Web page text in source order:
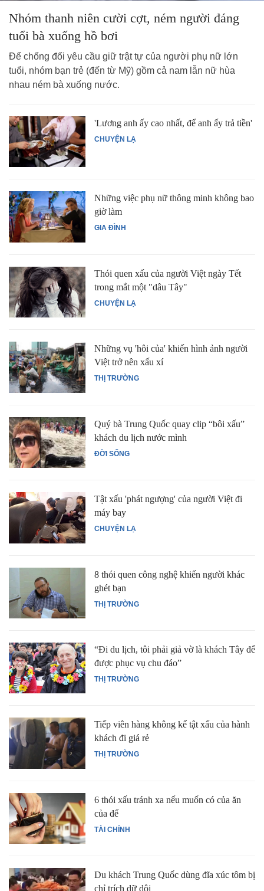
Nhóm thanh niên cười cợt, ném người đáng
tuổi bà xuống hồ bơi
Để chống đối yêu cầu giữ trật tự của người phụ nữ lớn
tuổi, nhóm bạn trẻ (đến từ Mỹ) gồm cả nam lẫn nữ hùa
nhau ném bà xuống nước.
CHUYỆN LẠ
'Lương anh ấy cao nhất, để anh ấy trả tiền'
GIA ĐÌNH
Những việc phụ nữ thông minh không bao
giờ làm
CHUYỆN LẠ
Thói quen xấu của người Việt ngày Tết
trong mắt một "dâu Tây"
THỊ TRƯỜNG
Những vụ 'hôi của' khiến hình ảnh người
Việt trở nên xấu xí
ĐỜI SỐNG
Quý bà Trung Quốc quay clip “bôi xấu”
khách du lịch nước mình
CHUYỆN LẠ
Tật xấu 'phát ngượng' của người Việt đi
máy bay
THỊ TRƯỜNG
8 thói quen công nghệ khiến người khác
ghét bạn
THỊ TRƯỜNG
“Đi du lịch, tôi phải giả vờ là khách Tây để
được phục vụ chu đáo”
THỊ TRƯỜNG
Tiếp viên hàng không kể tật xấu của hành
khách đi giá rẻ
TÀI CHÍNH
6 thói xấu tránh xa nếu muốn có của ăn
của để
Du khách Trung Quốc dùng đĩa xúc tôm bị
chỉ trích dữ dội